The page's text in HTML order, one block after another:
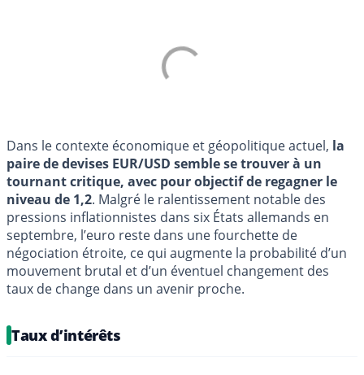
Dans le contexte économique et géopolitique actuel, la
paire de devises EUR/USD semble se trouver à un
tournant critique, avec pour objectif de regagner le
niveau de 1,2. Malgré le ralentissement notable des
pressions inflationnistes dans six États allemands en
septembre, l’euro reste dans une fourchette de
négociation étroite, ce qui augmente la probabilité d’un
mouvement brutal et d’un éventuel changement des
taux de change dans un avenir proche.
Taux d’intérêts